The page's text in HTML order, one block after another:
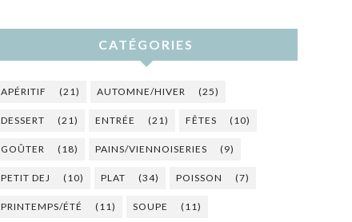
CATÉGORIES
APÉRITIF (21) AUTOMNE/HIVER (25)
DESSERT (21) ENTRÉE (21) FÊTES (10)
GOÛTER (18) PAINS/VIENNOISERIES (9)
PETIT DEJ (10) PLAT (34) POISSON (7)
PRINTEMPS/ÉTÉ (11) SOUPE (11)